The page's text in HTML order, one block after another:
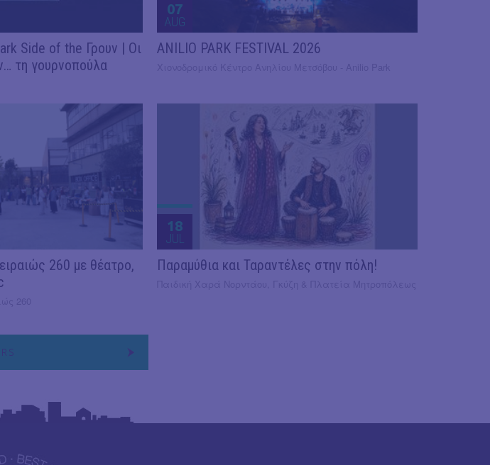
Side of the Γρουν | Οι
τη γουρνοπούλα
07
AUG
ANILIO PARK FESTIVAL 2026
260 με θέατρο,
18
JUL
Παραμύθια και Ταραντέλες στην πόλη!